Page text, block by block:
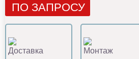
ПО ЗАПРОСУ